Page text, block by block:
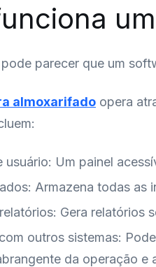
parecer que um
almoxarifado opera
usuário: Um painel
Armazena todas as
Gera relatórios
outros sistemas:
da operação e